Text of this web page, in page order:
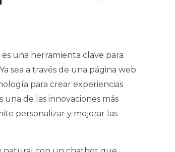
una herramienta clave para
sea a través de una página web
para crear experiencias
una de las innovaciones más
personalizar y mejorar las